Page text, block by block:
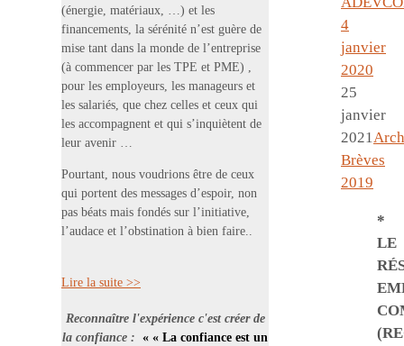
4
janvier
2020
25
janvier
2021
Brèves
2019
*
LE
(énergie, matériaux, …) et les
financements, la sérénité n’est guère de
mise tant dans la monde de l’entreprise
(à commencer par les TPE et PME) ,
pour les employeurs, les manageurs et
les salariés, que chez celles et ceux qui
les accompagnent et qui s’inquiètent de
leur avenir …
Pourtant, nous voudrions être de ceux
qui portent des messages d’espoir, non
pas béats mais fondés sur l’initiative,
l’audace et l’obstination à bien faire..
Lire la suite >>
Reconnaître l'expérience c'est créer de
la confiance : « « La confiance est un